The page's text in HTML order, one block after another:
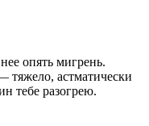
опять мигрень.
тяжело, астматически
тебе разогрею.